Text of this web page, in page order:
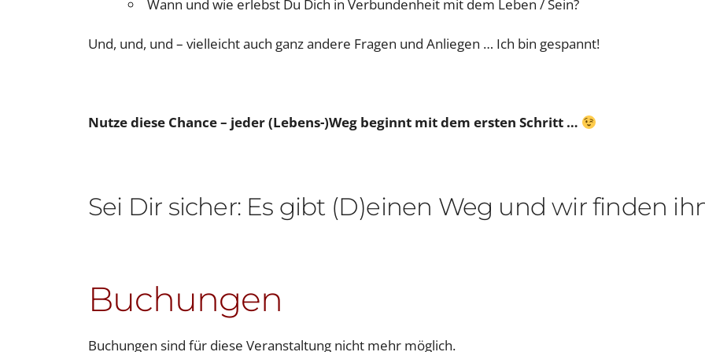
Wann und wie erlebst Du Dich in Verbundenheit mit dem Leben / Sein?
Und, und, und – vielleicht auch ganz andere Fragen und Anliegen … Ich bin gespannt!
Nutze diese Chance – jeder (Lebens-)Weg beginnt mit dem ersten Schritt …
Sei Dir sicher: Es gibt (D)einen Weg und wir finden
Buchungen
Buchungen sind für diese Veranstaltung nicht mehr möglich.